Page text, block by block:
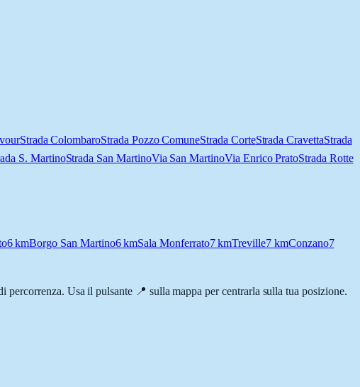
Strada ColombaroStrada Pozzo ComuneStrada CorteStrada CravettaStrada
S. MartinoStrada San MartinoVia San MartinoVia Enrico PratoStrada Rotte
6kmBorgo San Martino6kmSala Monferrato7kmTreville7kmConzano7
Usa il pulsante 📍 sulla mappa per centrarla sulla tua posizione.